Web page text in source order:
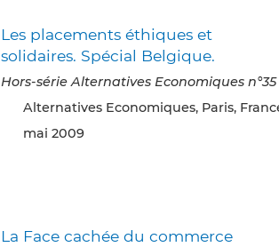
Les placements éthiques et
solidaires. Spécial Belgique.
Hors-série Alternatives Economiques n°35
Alternatives Economiques, Paris,
mai 2009
La Face cachée du commerce